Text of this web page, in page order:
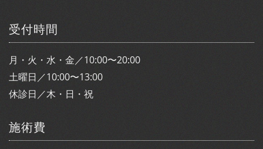
受付時間
月・火・水・金／10:00〜20:00
土曜日／10:00〜13:00
休診日／木・日・祝
施術費